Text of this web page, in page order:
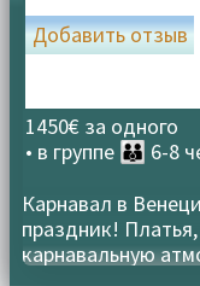
1450€ за одного
• в группе 👪 6-8
Добавить отзыв
Карнавал в
праздник!
карнавальную